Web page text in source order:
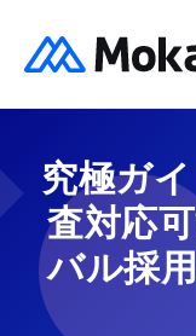
究極ガ
査対応
バル採